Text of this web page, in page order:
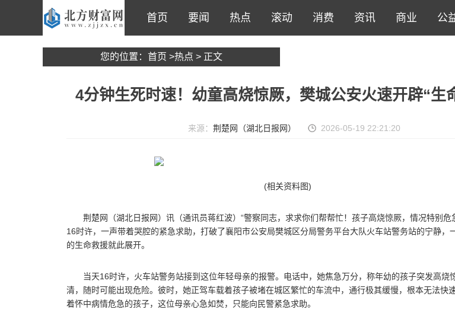
首页 要闻 热点 滚动 消费 资讯 商业 公
您的位置： 首页 >热点 > 正文
4分钟生死时速！幼童高烧惊厥，樊城公安火速开辟“生
来源： 荆楚网（湖北日报网） 2026-05-19 22:21:20
(相关资料图)
荆楚网（湖北日报网）讯（通讯员蒋红波）“警察同志，求求你们帮帮忙！孩子高烧惊厥，情况特别危
16时许，一声带着哭腔的紧急求助，打破了襄阳市公安局樊城区分局警务平台大队火车站警务站的宁静，
的生命救援就此展开。
当天16时许，火车站警务站接到这位年轻母亲的报警。电话中，她焦急万分，称年幼的孩子突发高烧
清，随时可能出现危险。彼时，她正驾车载着孩子被堵在城区繁忙的车流中，通行极其缓慢，根本无法快
着怀中病情危急的孩子，这位母亲心急如焚，只能向民警紧急求助。